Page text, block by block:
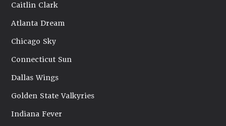
Caitlin Clark
Atlanta Dream
Chicago Sky
Connecticut Sun
Dallas Wings
Golden State Valkyries
Indiana Fever